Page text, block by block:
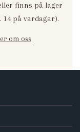
finns på lager
14 på vardagar).
om oss